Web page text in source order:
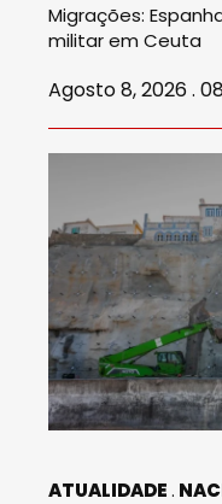
Migrações:
militar em Ceuta
Agosto 8, 2026 .
ATUALIDADE